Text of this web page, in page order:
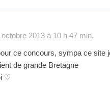
octobre 2013 à 10 h 47 min.
ce concours, sympa ce site
de grande Bretagne
♡